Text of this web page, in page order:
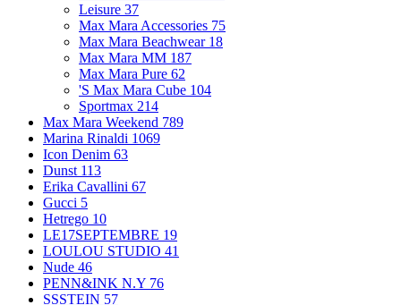
Leisure 37
Max Mara Accessories 75
Max Mara Beachwear 18
Max Mara MM 187
Max Mara Pure 62
'S Max Mara Cube 104
Sportmax 214
Max Mara Weekend 789
Marina Rinaldi 1069
Icon Denim 63
Dunst 113
Erika Cavallini 67
Gucci 5
Hetrego 10
LE17SEPTEMBRE 19
LOULOU STUDIO 41
Nude 46
PENN&INK N.Y 76
SSSTEIN 57